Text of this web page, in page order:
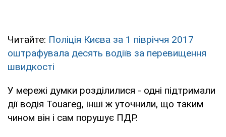
Читайте: Поліція Києва за 1 півріччя 2017
оштрафувала десять водіїв за перевищення
швидкості
У мережі думки розділилися - одні підтримали
дії водія Touareg, інші ж уточнили, що таким
чином він і сам порушує ПДР.